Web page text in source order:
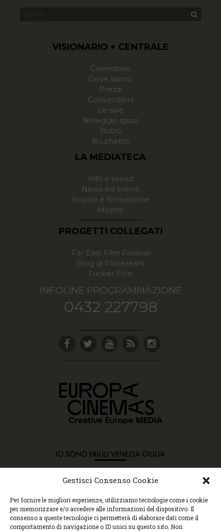
Gestisci Consenso Cookie
Per fornire le migliori esperienze, utilizziamo tecnologie come i cookie
per memorizzare e/o accedere alle informazioni del dispositivo. Il
consenso a queste tecnologie ci permetterà di elaborare dati come il
comportamento di navigazione o ID unici su questo sito. Non
VISIONARIO + CENTRALE
Calendario
Dove siamo
Prezzi
Convenzioni
Le sale
Noleggio spazi
Bistrò
Bu.chetto
LA MEDIATECA
Info e servizi
News ed eventi
Scuole e formazione
Mostre
PROGETTI COLLEGATI
Far East Film Festival
Blog di Placereani
Tucker Film
INFOLINE PROGRAMMAZIONE
0432 227798
Copyright © 2015 Cec, Tutti i diritti riservati. Nessun
contenuto può essere copiato o manipolato. Accedendo al
sito approvi la Policy sulla privacy e la Policy sui
contenuti.